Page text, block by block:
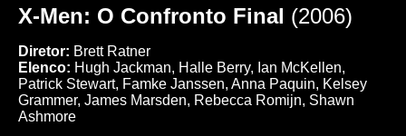
X-Men: O Confronto Final (2006)
Diretor: Brett Ratner
Elenco: Hugh Jackman, Halle Berry, Ian McKellen,
Patrick Stewart, Famke Janssen, Anna Paquin, Kelsey
Grammer, James Marsden, Rebecca Romijn, Shawn
Ashmore